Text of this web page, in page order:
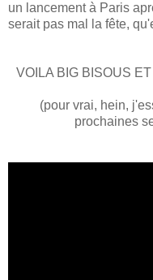
un lancement à Paris
serait pas mal la fête,
VOILA BIG BISOUS
(pour vrai, hein,
prochaines